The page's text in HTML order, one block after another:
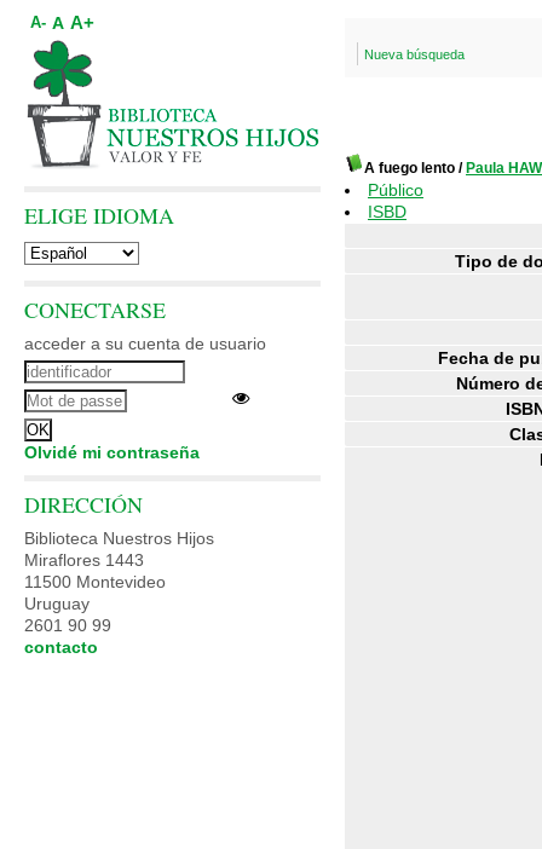
Nueva búsqueda
A fuego lento / Paula
Público
ISBD
Tipo de
Fecha de
Número
A- A A+
ELIGE IDIOMA
CONECTARSE
acceder a su cuenta de usuario
Olvidé mi contraseña
DIRECCIÓN
Biblioteca Nuestros Hijos
Miraflores 1443
11500 Montevideo
Uruguay
2601 90 99
contacto